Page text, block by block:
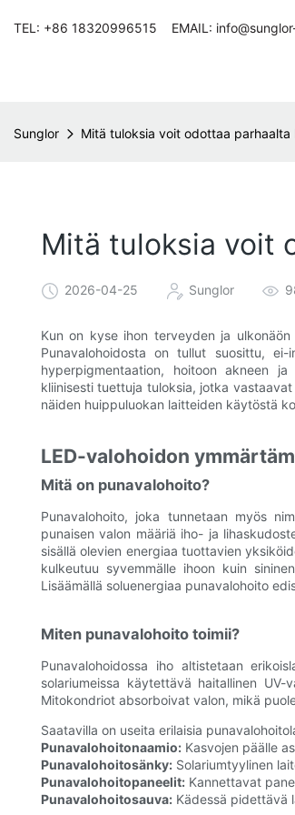
TEL: +86 18320996515 EMAIL:
Sunglor Mitä tuloksia voit odottaa
Mitä tuloksia voit
2026-04-25 Sunglor
Kun on kyse ihon terveyden ja
Punavalohoidosta on tullut suosittu,
hyperpigmentaation, hoitoon akneen
kliinisesti tuettuja tuloksia, jotka
näiden huippuluokan laitteiden käytöstä
LED-valohoidon
Mitä on punavalohoito?
Punavalohoito, joka tunnetaan myös
punaisen valon määriä iho- ja
sisällä olevien energiaa tuottavien
kulkeutuu syvemmälle ihoon kuin
Lisäämällä soluenergiaa punavalohoito
Miten punavalohoito toimii?
Punavalohoidossa iho altistetaan
solariumeissa käytettävä haitallinen
Mitokondriot absorboivat valon, mikä
Saatavilla on useita erilaisia
Punavalohoitonaamio: Kasvojen päälle
Punavalohoitosänky: Solariumtyylinen
Punavalohoitopaneelit: Kannettavat
Punavalohoitosauva: Kädessä pidettävä